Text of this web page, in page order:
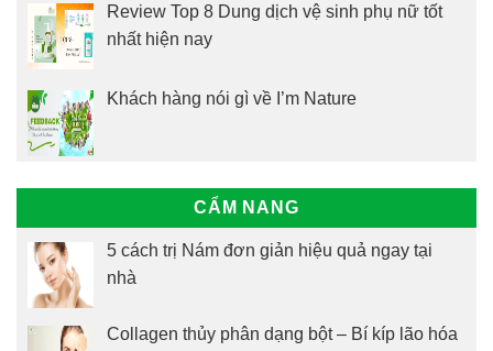
Review Top 8 Dung dịch vệ sinh phụ nữ tốt
nhất hiện nay
Khách hàng nói gì về I’m Nature
CẨM NANG
5 cách trị Nám đơn giản hiệu quả ngay tại
nhà
Collagen thủy phân dạng bột – Bí kíp lão hóa